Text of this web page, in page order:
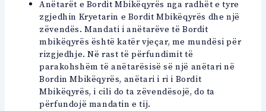
Anëtarët e Bordit Mbikëqyrës nga radhët e tyre
zgjedhin Kryetarin e Bordit Mbikëqyrës dhe një
zëvendës. Mandati i anëtarëve të Bordit
mbikëqyrës është katër vjeçar, me mundësi për
rizgjedhje. Në rast të përfundimit të
parakohshëm të anëtarësisë së një anëtari në
Bordin Mbikëqyrës, anëtari i ri i Bordit
Mbikëqyrës, i cili do ta zëvendësojë, do ta
përfundojë mandatin e tij.